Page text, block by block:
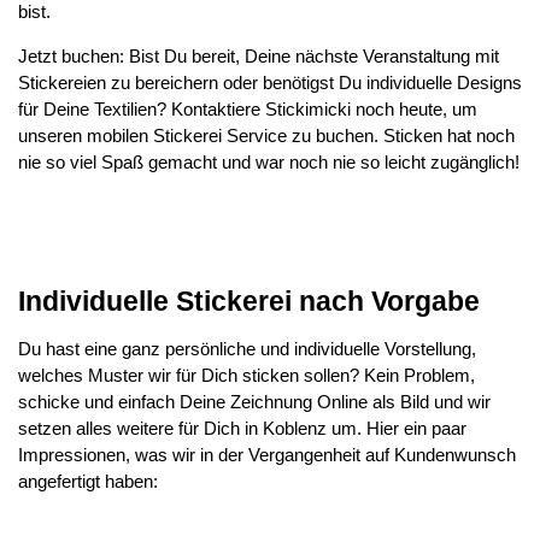
bist.
Jetzt buchen: Bist Du bereit, Deine nächste Veranstaltung mit
Stickereien zu bereichern oder benötigst Du individuelle Designs
für Deine Textilien? Kontaktiere Stickimicki noch heute, um
unseren mobilen Stickerei Service zu buchen. Sticken hat noch
nie so viel Spaß gemacht und war noch nie so leicht zugänglich!
Individuelle Stickerei nach Vorgabe
Du hast eine ganz persönliche und individuelle Vorstellung,
welches Muster wir für Dich sticken sollen? Kein Problem,
schicke und einfach Deine Zeichnung Online als Bild und wir
setzen alles weitere für Dich in Koblenz um. Hier ein paar
Impressionen, was wir in der Vergangenheit auf Kundenwunsch
angefertigt haben: